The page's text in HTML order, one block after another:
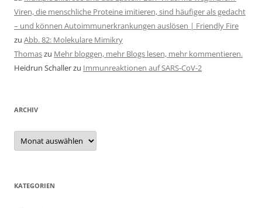
Viren, die menschliche Proteine imitieren, sind häufiger als gedacht
– und können Autoimmunerkrankungen auslösen | Friendly Fire
zu Abb. 82: Molekulare Mimikry
Thomaszu Mehr bloggen, mehr Blogs lesen, mehr kommentieren.
Heidrun Schallerzu Immunreaktionen auf SARS-CoV-2
ARCHIV
Archiv
KATEGORIEN